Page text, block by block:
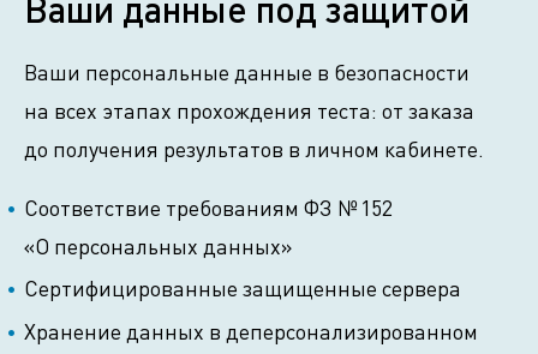
Ваши персональные данные в безопасности
на всех этапах прохождения теста: от заказа
до получения результатов в личном кабинете.
Соответствие требованиям ФЗ № 152
«О персональных данных»
Сертифицированные защищенные сервера
Хранение данных в деперсонализированном